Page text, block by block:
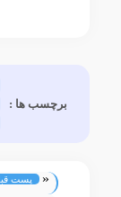
برچسب ها :
« پست